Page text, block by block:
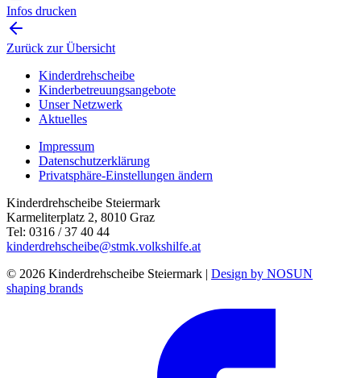
Infos drucken
Zurück zur Übersicht
Kinderdrehscheibe
Kinderbetreuungs­angebote
Unser Netzwerk
Aktuelles
Impressum
Datenschutzerklärung
Privatsphäre-Einstellungen ändern
Kinderdrehscheibe Steiermark
Karmeliterplatz 2, 8010 Graz
Tel: 0316 / 37 40 44
kinderdrehscheibe@stmk.volkshilfe.at
© 2026 Kinderdrehscheibe Steiermark | Design by NOSUN
shaping brands